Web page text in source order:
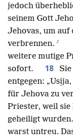
jedoch
seinem Gott
Jehovas, um auf
verbrennen. z
weitere mutige
sofort.
18
entgegen:
für Jehova zu
Priester, weil sie
geheiligt wurden.
warst untreu.